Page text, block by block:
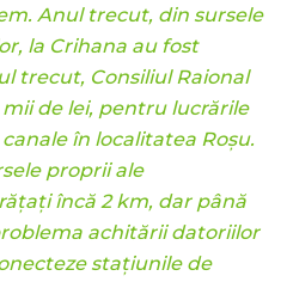
Anul trecut, din sursele
la Crihana au fost
trecut, Consiliul Raional
de lei, pentru lucrările
în localitatea Roșu.
proprii ale
încă 2 km, dar până
achitării datoriilor
stațiunile de